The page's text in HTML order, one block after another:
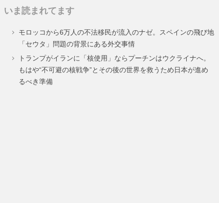
ー
ジ
ー
ジ
いま読まれてます
モロッコから6万人の不法移民が流入のナゼ。スペインの飛び地
「セウタ」問題の背景にある外交事情
トランプがイランに「核使用」ならプーチンはウクライナへ。
もはや“不可避の核戦争”とその後の世界を救うため日本が進め
るべき準備